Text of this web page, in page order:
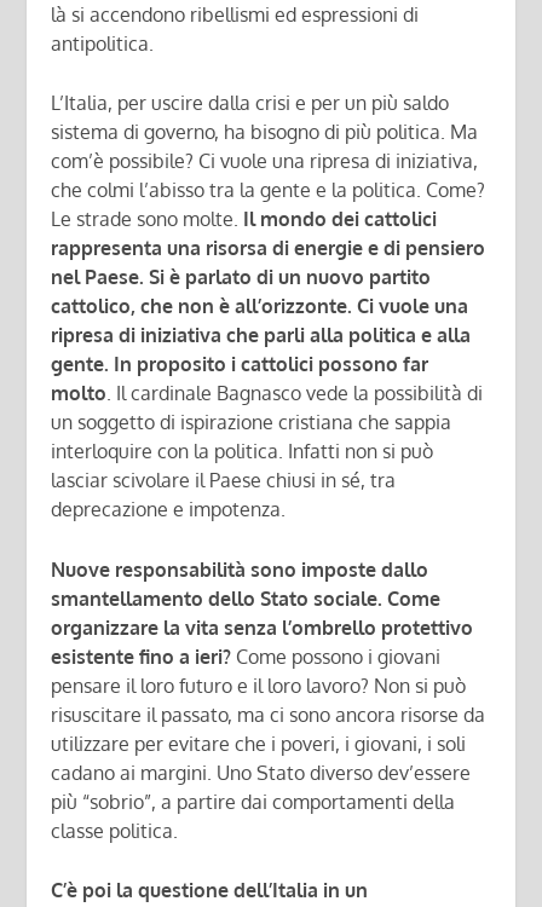
là si accendono ribellismi ed espressioni di
antipolitica.
L’Italia, per uscire dalla crisi e per un più saldo
sistema di governo, ha bisogno di più politica. Ma
com’è possibile? Ci vuole una ripresa di iniziativa,
che colmi l’abisso tra la gente e la politica. Come?
Le strade sono molte. Il mondo dei cattolici
rappresenta una risorsa di energie e di pensiero
nel Paese. Si è parlato di un nuovo partito
cattolico, che non è all’orizzonte. Ci vuole una
ripresa di iniziativa che parli alla politica e alla
gente. In proposito i cattolici possono far
molto. Il cardinale Bagnasco vede la possibilità di
un soggetto di ispirazione cristiana che sappia
interloquire con la politica. Infatti non si può
lasciar scivolare il Paese chiusi in sé, tra
deprecazione e impotenza.
Nuove responsabilità sono imposte dallo
smantellamento dello Stato sociale. Come
organizzare la vita senza l’ombrello protettivo
esistente fino a ieri? Come possono i giovani
pensare il loro futuro e il loro lavoro? Non si può
risuscitare il passato, ma ci sono ancora risorse da
utilizzare per evitare che i poveri, i giovani, i soli
cadano ai margini. Uno Stato diverso dev’essere
più “sobrio”, a partire dai comportamenti della
classe politica.
C’è poi la questione dell’Italia in un